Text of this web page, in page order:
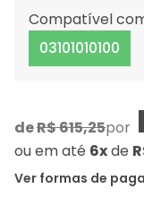
deR$ 615,25por
ouem até 6xde
Ver formas de
Compatível
03101010100